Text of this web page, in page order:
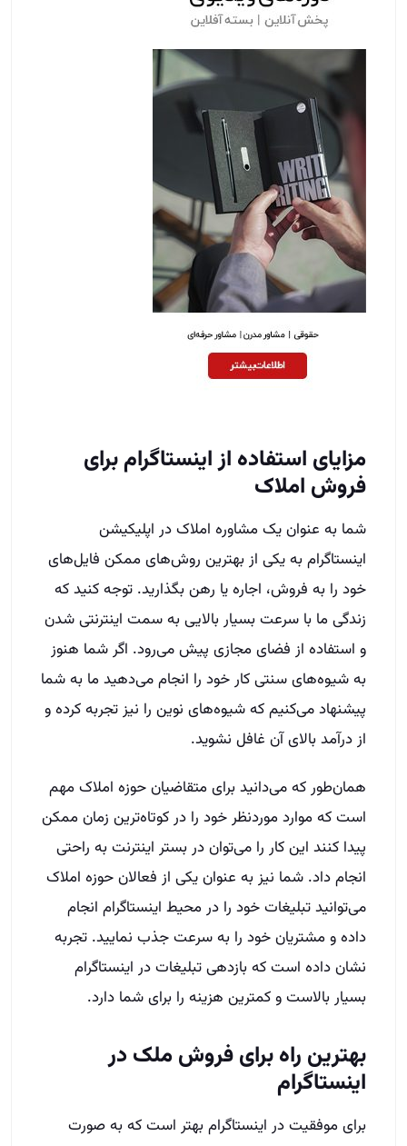
مزایای استفاده از اینستاگرام برای
فروش املاک
شما به عنوان یک مشاوره املاک در اپلیکیشن
اینستاگرام به یکی از بهترین روش‌های ممکن فایل‌های
خود را به فروش، اجاره یا رهن بگذارید. توجه کنید که
زندگی ما با سرعت بسیار بالایی به سمت اینترنتی شدن
و استفاده از فضای مجازی پیش می‌رود. اگر شما هنوز
به شیوه‌های سنتی کار خود را انجام می‌دهید ما به شما
پیشنهاد می‌کنیم که شیوه‌های نوین را نیز تجربه کرده و
از درآمد بالای آن غافل نشوید.
همان‌طور که می‌دانید برای متقاضیان حوزه املاک مهم
است که موارد موردنظر خود را در کوتاه‌ترین زمان ممکن
پیدا کنند این کار را می‌توان در بستر اینترنت به راحتی
انجام داد. شما نیز به عنوان یکی از فعالان حوزه املاک
می‌توانید تبلیغات خود را در محیط اینستاگرام انجام
داده و مشتریان خود را به سرعت جذب نمایید. تجربه
نشان داده است که بازدهی تبلیغات در اینستاگرام
بسیار بالاست و کمترین هزینه را برای شما دارد.
بهترین راه برای فروش ملک در
اینستاگرام
برای موفقیت در اینستاگرام بهتر است که به صورت